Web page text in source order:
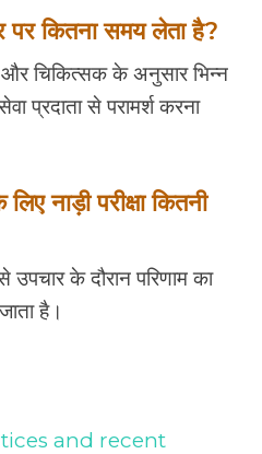
पर कितना समय लेता है?
और चिकित्सक के अनुसार भिन्न
प्रदाता से परामर्श करना
नाड़ी परीक्षा कितनी
उपचार के दौरान परिणाम का
है।
and recent